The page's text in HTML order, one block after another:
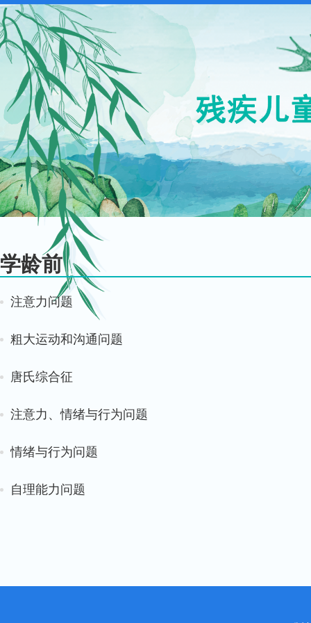
学龄前
注意力问题
粗大运动和沟通问题
唐氏综合征
注意力、情绪与行为问题
情绪与行为问题
自理能力问题